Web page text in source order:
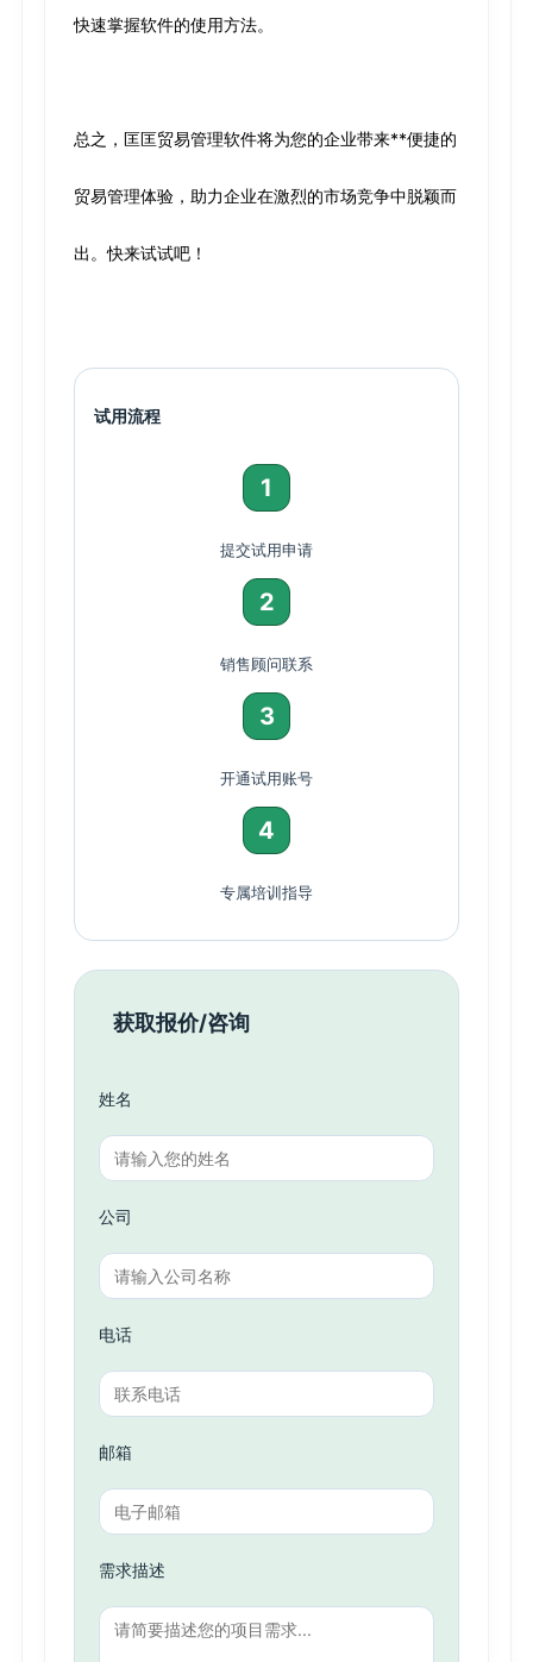
快速掌握软件的使用方法。
总之，匡匡贸易管理软件将为您的企业带来**便捷的
贸易管理体验，助力企业在激烈的市场竞争中脱颖而
出。快来试试吧！
试用流程
1
提交试用申请
2
销售顾问联系
3
开通试用账号
4
专属培训指导
获取报价/咨询
姓名
公司
电话
邮箱
需求描述